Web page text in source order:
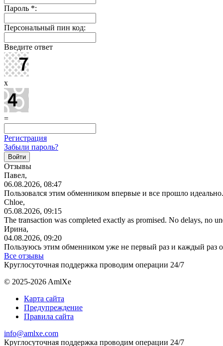
Пароль *:
Персональный пин код:
Введите ответ
x
=
Регистрация
Забыли пароль?
Отзывы
Павел,
06.08.2026, 08:47
Пользовался этим обменником впервые и все прошло
Chloe,
05.08.2026, 09:15
The transaction was completed exactly as promised. No delays, no
Ирина,
04.08.2026, 09:20
Пользуюсь этим обменником уже не первый раз и каждый раз
Все отзывы
Круглосуточная поддержка проводим операции 24/7
© 2025-2026 AmlXe
Карта сайта
Предупреждение
Правила сайта
info@amlxe.com
Круглосуточная поддержка проводим операции 24/7